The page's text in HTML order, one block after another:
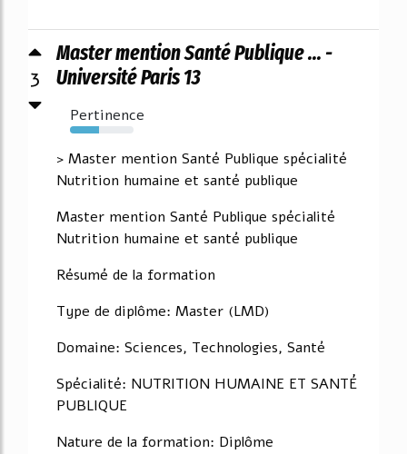
3
Master mention Santé Publique ... -
Université Paris 13
Pertinence
46%
> Master mention Santé Publique spécialité
Nutrition humaine et santé publique
Master mention Santé Publique spécialité
Nutrition humaine et santé publique
Résumé de la formation
Type de diplôme: Master (LMD)
Domaine: Sciences, Technologies, Santé
Spécialité: NUTRITION HUMAINE ET SANTÉ
PUBLIQUE
Nature de la formation: Diplôme